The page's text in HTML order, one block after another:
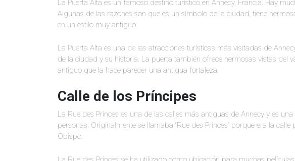
La Puerta Alta es un famoso destino turístico en Annecy, Francia. Hay
Algunas de las razones son que es un símbolo de la ciudad, tiene
en un estilo muy antiguo.
La Puerta Alta es una de las atracciones turísticas más visitadas de
de la ciudad y su historia. La puerta también ofrece hermosas vistas del
antiguo que la hace parecer una antigua fortaleza.
Calle de los Príncipes
La Rue des Princes es una de las calles más antiguas de Annecy y es
personas. Originalmente se llamaba “Rue des Princes” porque era la
Obispo.